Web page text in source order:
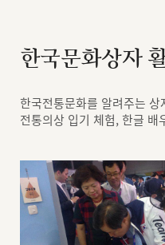
한국문화상자
한국전통문화를 알려주는
전통의상 입기 체험, 한글 배